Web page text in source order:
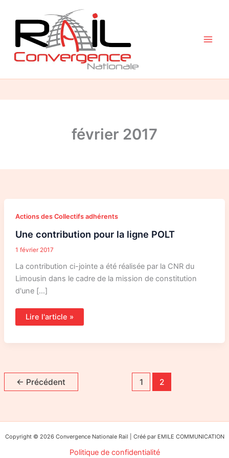
contenu
février 2017
Actions des Collectifs adhérents
Une contribution pour la ligne POLT
1 février 2017
La contribution ci-jointe a été réalisée par la CNR du
Limousin dans le cadre de la mission de constitution
d'une […]
Une
contribution
la
POLT
Lire l'article »
← Précédent 1 2
Copyright © 2026 Convergence Nationale Rail | Créé par EMILE COMMUNICATION
Politique de confidentialité